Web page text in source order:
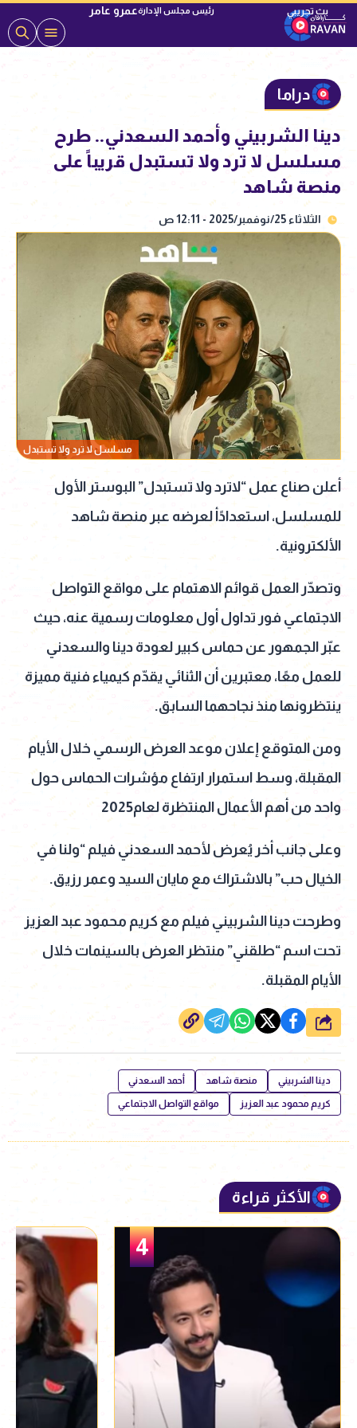
رئيس مجلس الإدارةعمرو عامر
دراما
دينا الشربيني وأحمد السعدني.. طرح
مسلسل لا ترد ولا تستبدل قريباً على
منصة شاهد
الثلاثاء 25/نوفمبر/2025 - 12:11 ص
مسلسل لا ترد ولا تستبدل
أعلن صناع عمل “لاترد ولا تستبدل” البوستر الأول
للمسلسل، استعدادًأ لعرضه عبر منصة شاهد
الألكترونية.
وتصدّر العمل قوائم الاهتمام على مواقع التواصل
الاجتماعي فور تداول أول معلومات رسمية عنه، حيث
عبّر الجمهور عن حماس كبير لعودة دينا والسعدني
للعمل معًا، معتبرين أن الثنائي يقدّم كيمياء فنية مميزة
ينتظرونها منذ نجاحهما السابق.
ومن المتوقع إعلان موعد العرض الرسمي خلال الأيام
المقبلة، وسط استمرار ارتفاع مؤشرات الحماس حول
واحد من أهم الأعمال المنتظرة لعام2025
وعلى جانب أخر يُعرض لأحمد السعدني فيلم “ولنا في
الخيال حب” بالاشتراك مع مايان السيد وعمر رزيق.
وطرحت دينا الشربيني فيلم مع كريم محمود عبد العزيز
تحت اسم “طلقني” منتظر العرض بالسينمات خلال
الأيام المقبلة.
شارك
دينا الشربيني منصة شاهد أحمد السعدني
كريم محمود عبد العزيز مواقع التواصل الاجتماعي
الأكثر قراءة
5